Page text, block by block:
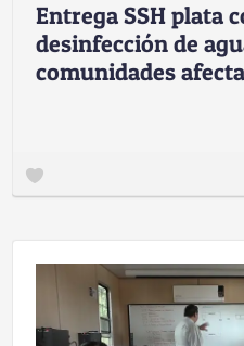
Entrega SSH plata
desinfección de
comunidades